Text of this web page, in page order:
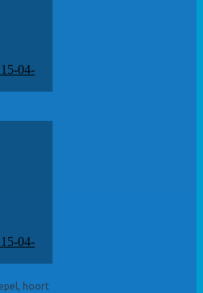
hoort